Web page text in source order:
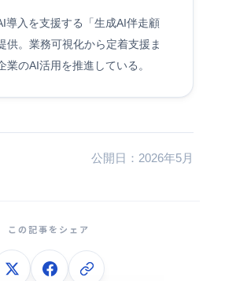
導入を支援する「生成AI伴走顧
供。業務可視化から定着支援ま
業のAI活用を推進している。
公開日：2026年5月
この記事をシェア